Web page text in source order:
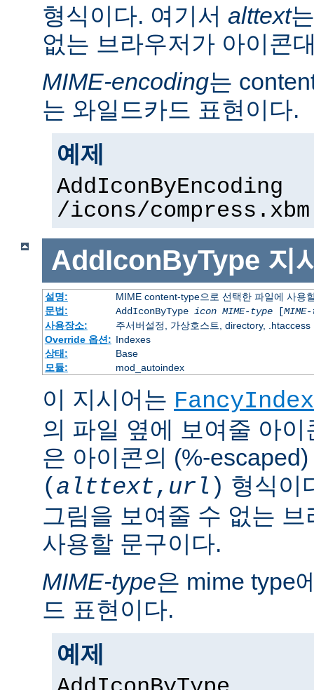
형식이다. 여기서 alttext
없는 브라우저가 아이콘
MIME-encoding는
는 와일드카드 표현이다.
예제
AddIconByEncoding
/icons/
AddIconByType 지
설명:
MIME content-type으로 선택한 파일에 사용
문법:
AddIconByType icon MIME-type[
사용장소:
주서버설정, 가상호스트, directory, .htaccess
Override 옵션: Indexes
상태:
Base
모듈:
mod_autoindex
이 지시어는
의 파일 옆에 보여줄 아
은 아이콘의 (%-
( alttext, url ) 형식이
그림을 보여줄 수 없는
사용할 문구이다.
MIME-type은 mime type
드 표현이다.
예제